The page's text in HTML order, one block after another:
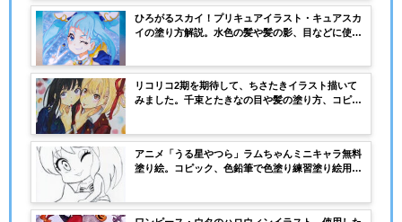
ひろがるスカイ！プリキュアイラスト・キュアスカ
イの塗り方解説。水色の髪や髪の影、目などに使用
リコリコ2期を期待して、ちさたきイラスト描いて
みました。千束とたきなの目や髪の塗り方、コピッ
アニメ「うる星やつら」ラムちゃんミニキャラ無料
塗り絵。コピック、色鉛筆で色塗り練習塗り絵用